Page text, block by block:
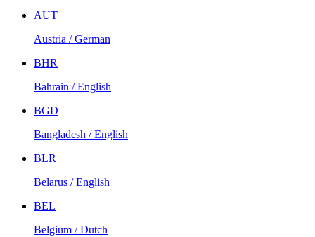
AUT
Austria / German
BHR
Bahrain / English
BGD
Bangladesh / English
BLR
Belarus / English
BEL
Belgium / Dutch